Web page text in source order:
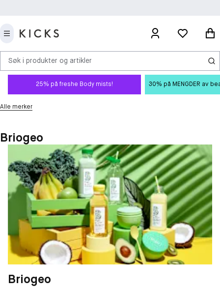
Søk i produkter og artikler
25% på freshe Body mists! 30% på MENGDER av
Alle merker
Briogeo
Briogeo